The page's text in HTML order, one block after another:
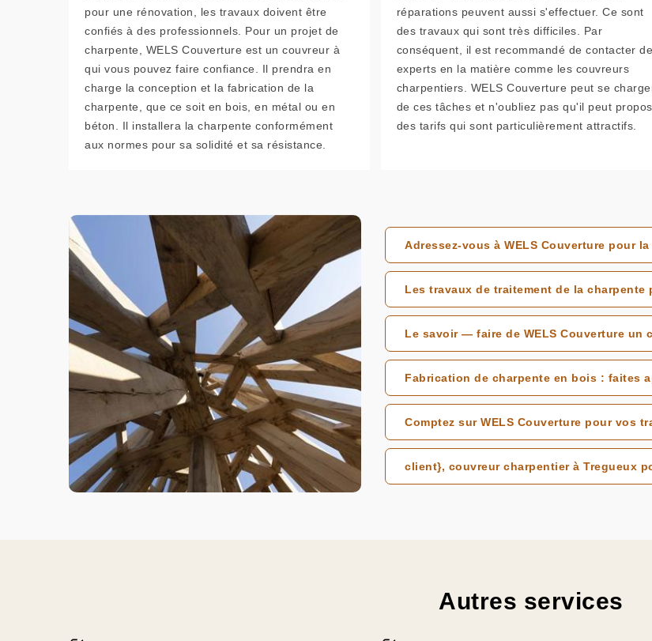
pour une rénovation, les travaux doivent être
confiés à des professionnels. Pour un projet de
charpente, WELS Couverture est un couvreur à
qui vous pouvez faire confiance. Il prendra en
charge la conception et la fabrication de la
charpente, que ce soit en bois, en métal ou en
béton. Il installera la charpente conformément
aux normes pour sa solidité et sa résistance.
réparations peuvent aussi s'effectuer. Ce sont
des travaux qui sont très difficiles. Par
conséquent, il est recommandé de contacter
experts en la matière comme les couvreurs
charpentiers. WELS Couverture peut se
de ces tâches et n'oubliez pas qu'il peut
des tarifs qui sont particulièrement attractifs.
Adressez-vous à WELS Couverture pour
Les travaux de traitement de la
Le savoir — faire de WELS Couverture un
Fabrication de charpente en bois : faites
Comptez sur WELS Couverture pour vos
client}, couvreur charpentier à Tregueux
Autres services